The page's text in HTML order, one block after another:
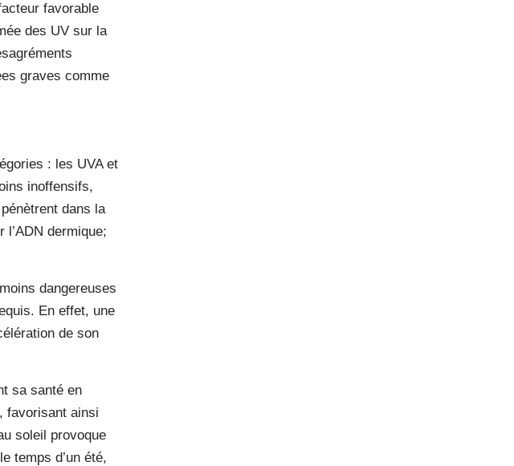
favorable
des UV sur la
graves comme
: les UVA et
inoffensifs,
dans la
l’ADN dermique;
dangereuses
En effet, une
de son
sa santé en
favorisant ainsi
soleil provoque
temps d’un été,